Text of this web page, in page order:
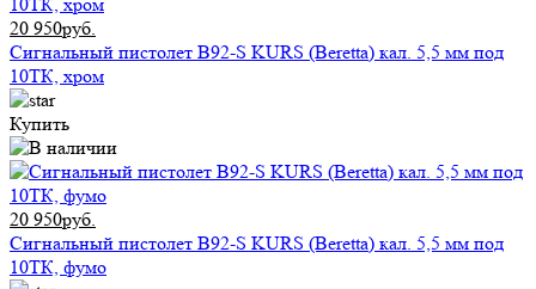
20 950руб.
Сигнальный пистолет B92-S KURS (Beretta) кал. 5,5 мм под
10ТК, хром
Купить
20 950руб.
Сигнальный пистолет B92-S KURS (Beretta) кал. 5,5 мм под
10ТК, фумо